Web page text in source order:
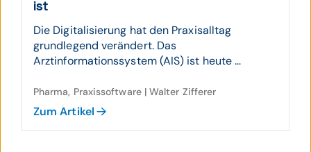
ist
Die Digitalisierung hat den Praxisalltag
grundlegend verändert. Das
Arztinformationssystem (AIS) ist heute ...
Pharma, Praxissoftware | Walter Zifferer
Zum Artikel